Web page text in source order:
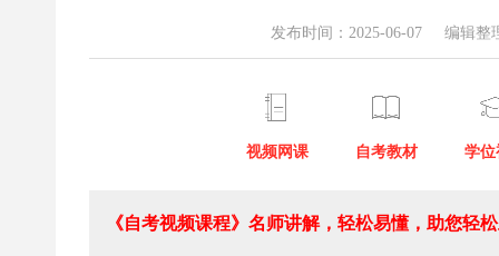
发布时间：2025-06-07 编辑整
视频网课 自考教材 学位
《自考视频课程》名师讲解，轻松易懂，助您轻